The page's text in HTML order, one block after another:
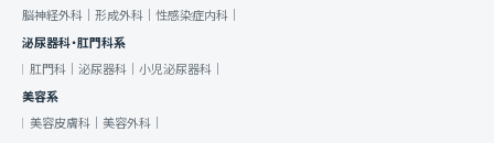
脳神経外科｜ 形成外科｜ 性感染症内科｜
泌尿器科・肛門科系
肛門科｜ 泌尿器科｜ 小児泌尿器科｜
美容系
美容皮膚科｜ 美容外科｜